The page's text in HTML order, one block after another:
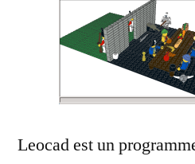
Leocad est un